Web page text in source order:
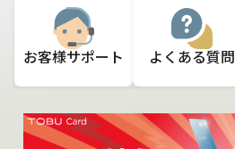
お客様サポート よくある質問